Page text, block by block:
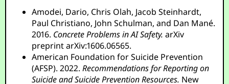
Amodei, Dario, Chris Olah, Jacob Steinhardt,
Paul Christiano, John Schulman, and Dan Mané.
2016. Concrete Problems in AI Safety. arXiv
preprint arXiv:1606.06565.
American Foundation for Suicide Prevention
(AFSP). 2022.Recommendations for Reporting on
Suicide and Suicide Prevention Resources. New